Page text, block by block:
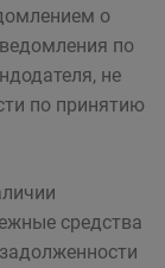
о
по
не
по принятию
средства